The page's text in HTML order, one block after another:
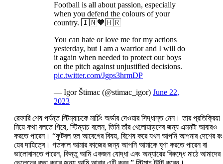
Football is all about passion, especially
when you defend the colours of your
country. 🇮🇳💙🇭🇷
You can hate or love me for my actions
yesterday, but I am a warrior and I will do
it again when needed to protect our boys
on the pitch against unjustified decisions.
pic.twitter.com/Jgps3hrmDP
— Igor Štimac (@stimac_igor) June 22,
2023
রেফারি শেষ পর্যন্ত স্টিম্যাচকে মার্চিং অর্ডার দেওয়ার সিদ্ধান্ত নেন। তার প্রতিক্রিয়া
নিয়ে কথা বলতে গিয়ে, স্টিম্যাচ বলেন, তিনি তাঁর খেলোয়াড়দের জন্য এমনটা আবারও
করতে পারেন। “ফুটবল হল আবেগের বিষয়, বিশেষ করে যখন আপনি আপনার দেশের
য়ের দায়িত্বে। গতকাল আমার কাজের জন্য আপনি আমাকে ঘৃণা করতে পারেন বা
ভালোবাসতে পারেন, কিন্তু আমি একজন যোদ্ধা এবং অন্যায়ের বিরুদ্ধে মাঠে আমাদের